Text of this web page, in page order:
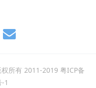
所有 2011-2019 粤ICP备
1